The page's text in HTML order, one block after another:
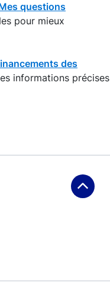
questions
pour mieux
des
informations précises